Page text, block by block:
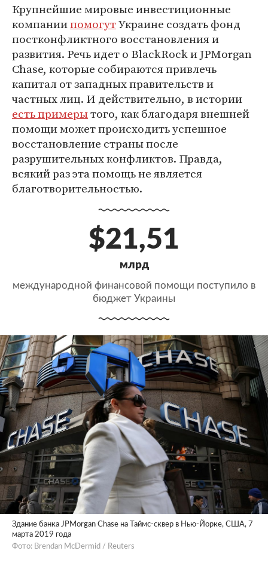
Крупнейшие мировые инвестиционные
компаниипомогутУкраине создать фонд
постконфликтного восстановления и
развития. Речь идет о BlackRock и JPMorgan
Chase, которые собираются привлечь
капитал от западных правительств и
частных лиц. И действительно, в истории
есть примерытого, как благодаря внешней
помощи может происходить успешное
восстановление страны после
разрушительных конфликтов. Правда,
всякий раз эта помощь не является
благотворительностью.
$21,51
млрд
международной финансовой помощи поступило в
бюджет Украины
Здание банка JPMorgan Chase на Таймс-сквер в Нью-Йорке, США, 7
марта 2019 года
Фото: Brendan McDermid / Reuters